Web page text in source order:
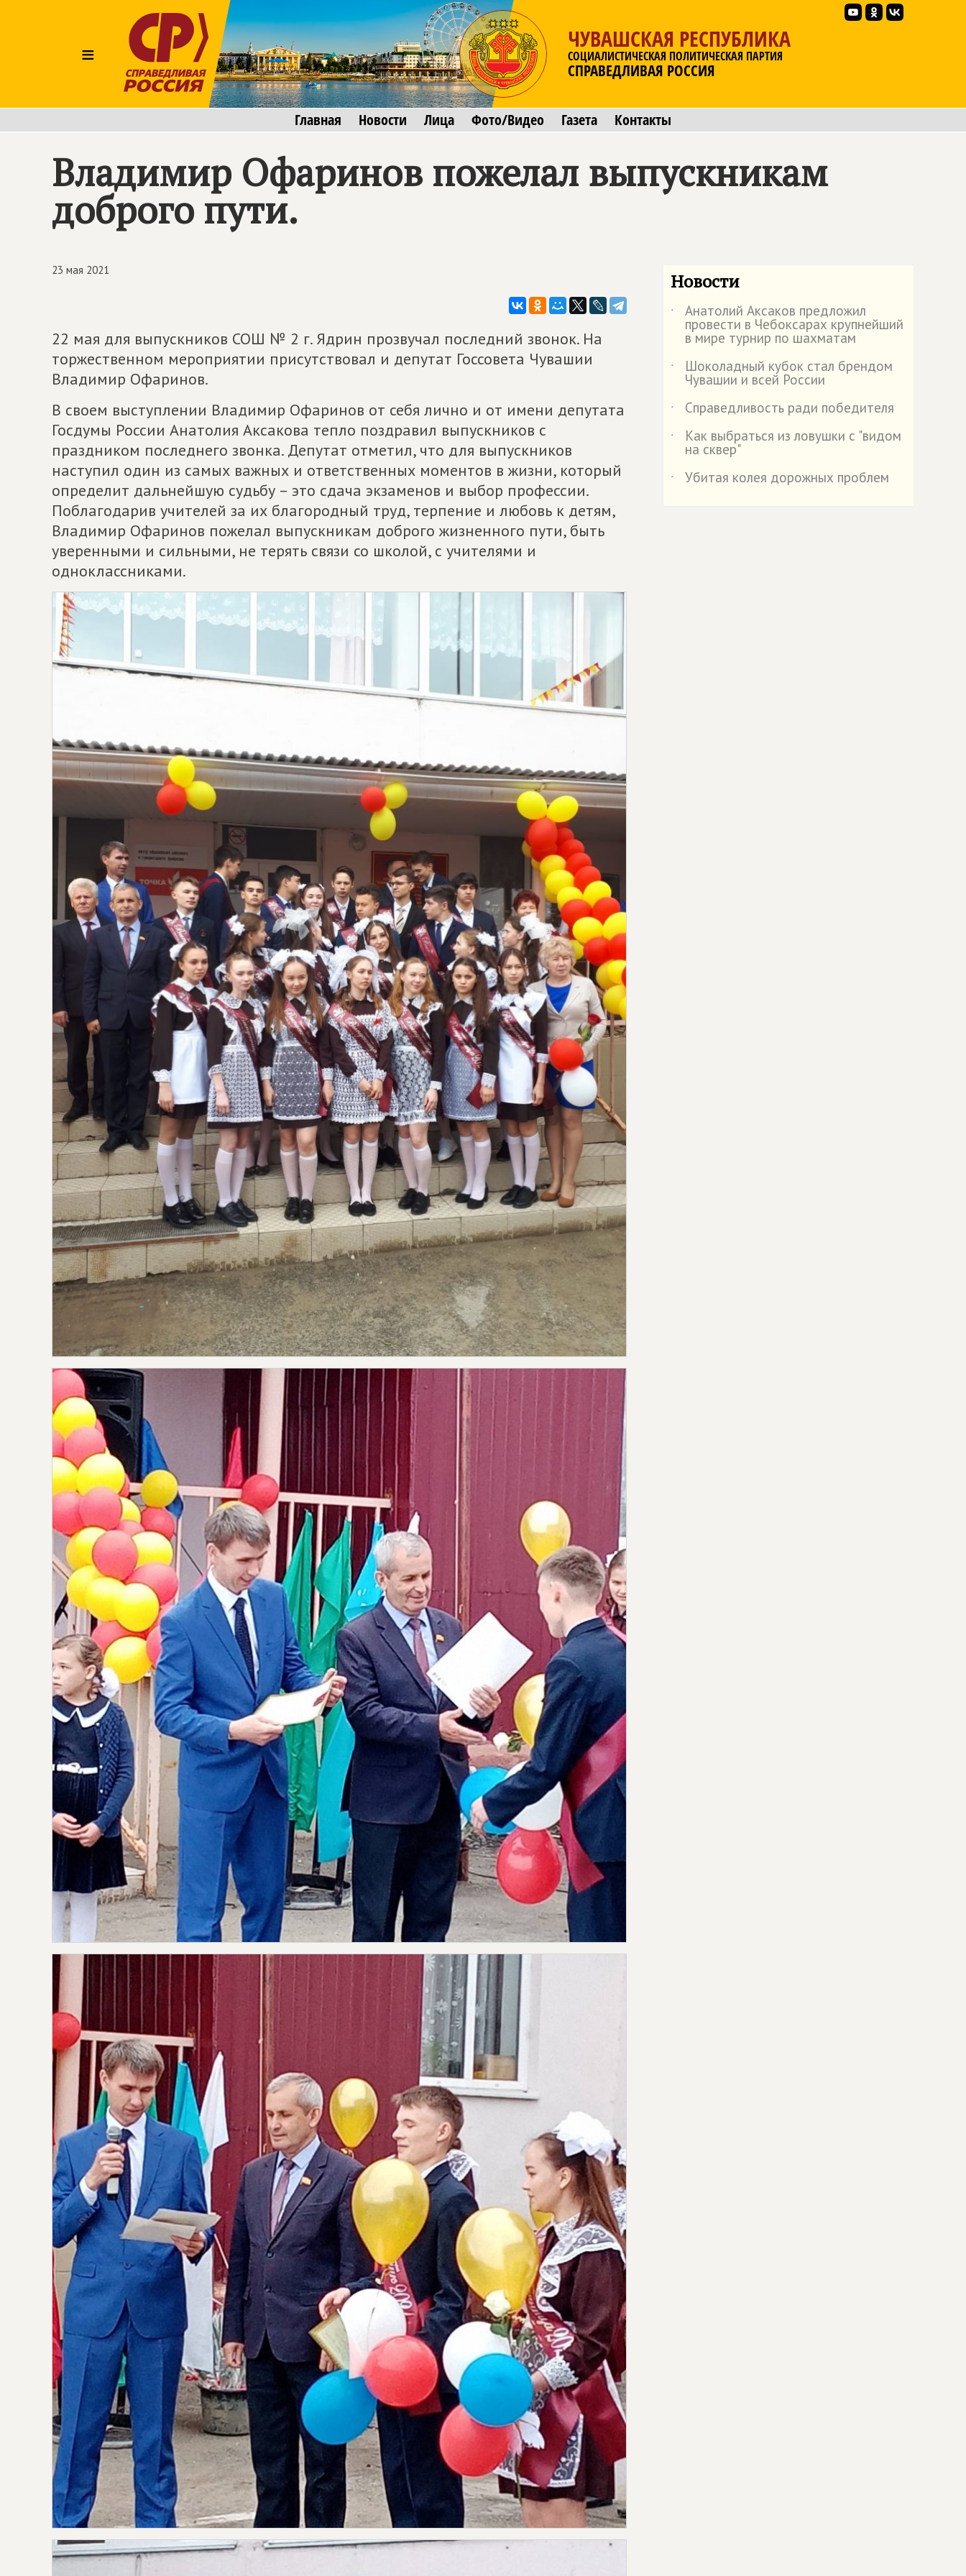
≡
ЧУВАШСКАЯ РЕСПУБЛИКА
СОЦИАЛИСТИЧЕСКАЯ ПОЛИТИЧЕСКАЯ ПАРТИЯ
СПРАВЕДЛИВАЯ РОССИЯ
Главная Новости Лица Фото/Видео Газета Контакты
Владимир Офаринов пожелал выпускникам
доброго пути.
23 мая 2021
22 мая для выпускников СОШ № 2 г. Ядрин прозвучал последний звонок. На
торжественном мероприятии присутствовал и депутат Госсовета Чувашии
Владимир Офаринов.
В своем выступлении Владимир Офаринов от себя лично и от имени депутата
Госдумы России Анатолия Аксакова тепло поздравил выпускников с
праздником последнего звонка. Депутат отметил, что для выпускников
наступил один из самых важных и ответственных моментов в жизни, который
определит дальнейшую судьбу – это сдача экзаменов и выбор профессии.
Поблагодарив учителей за их благородный труд, терпение и любовь к детям,
Владимир Офаринов пожелал выпускникам доброго жизненного пути, быть
уверенными и сильными, не терять связи со школой, с учителями и
одноклассниками.
Новости
˙ Анатолий Аксаков предложил
провести в Чебоксарах крупнейший
в мире турнир по шахматам
˙
Шоколадный кубок стал брендом
Чувашии и всей России
˙
Справедливость ради победителя
˙
Как выбраться из ловушки с "видом
на сквер"
˙
Убитая колея дорожных проблем